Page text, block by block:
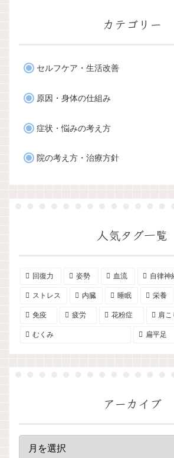
カテゴリー
セルフケア・生活改善
原因・身体の仕組み
症状・悩みの考え方
院の考え方・治療方針
人気タグ一覧
回復力 姿勢 血流 自律神
ストレス 内臓 睡眠 栄養
免疫 疲労 花粉症 肩こ
むくみ 扁平足
アーカイブ